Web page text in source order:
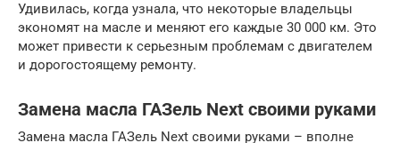
Удивилась, когда узнала, что некоторые владельцы
экономят на масле и меняют его каждые 30 000 км. Это
может привести к серьезным проблемам с двигателем
и дорогостоящему ремонту.
Замена масла ГАЗель Next своими руками
Замена масла ГАЗель Next своими руками – вполне